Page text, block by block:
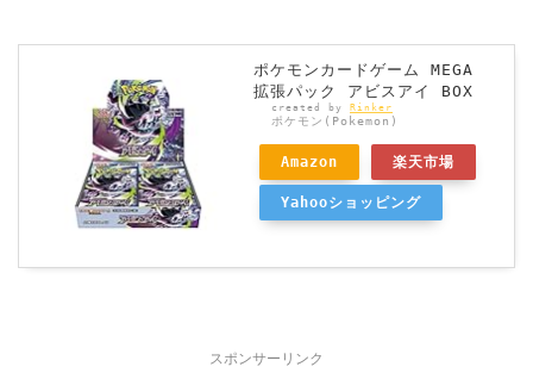
ポケモンカードゲーム MEGA
拡張パック アビスアイ BOX
created by Rinker
ポケモン(Pokemon)
Amazon 楽天市場
Yahooショッピング
スポンサーリンク